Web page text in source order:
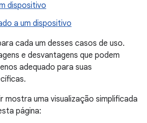
dispositivo
a um dispositivo
cada um desses casos de uso.
e desvantagens que podem
adequado para suas
mostra uma visualização simplificada
página: